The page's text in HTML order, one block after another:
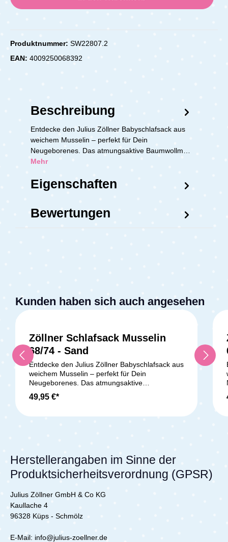
Produktnummer: SW22807.2
EAN: 4009250068392
Beschreibung
Entdecke den Julius Zöllner Babyschlafsack aus
weichem Musselin – perfekt für Dein
Neugeborenes. Das atmungsaktive Baumwollm…
Mehr
Eigenschaften
Bewertungen
Kunden haben sich auch angesehen
Zöllner Schlafsack Musselin
68/74 - Sand
Entdecke den Julius Zöllner Babyschlafsack aus
weichem Musselin – perfekt für Dein
Neugeborenes. Das atmungsaktive
Baumwollmusselin sorgt für ein angenehmes
Schlafklima, während das sanfte
Die leichte Klimavliesfüllung (2,5 TOG) hält Dein
Die weite Birnenform bietet Strampelfreiheit für
entspannten Schlaf. Schadstoffgeprüft nach
OEKO-TEX STANDARD 100, Produktklasse I,
ist der Schlafsack besonders sicher. Pflegeleicht
bei 40 °C waschbar und trocknergeeignet,
begleitet er Dein Baby zuverlässig durch die
Schlafsack Musselin Sand - Gr. 68/74
49,95 €*
Herstellerangaben im Sinne der
Produktsicherheitsverordnung (GPSR)
Julius Zöllner GmbH & Co KG
Kaullache 4
96328 Küps - Schmölz
E-Mail: info@julius-zoellner.de